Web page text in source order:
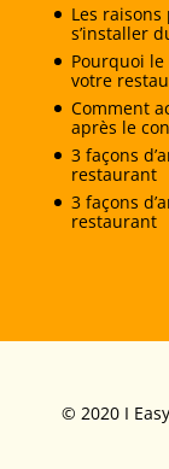
Les
s’installer
Pourquoi
votre
Comment
après le
3 façons
restaurant
3 façons
restaurant
© 2020 I